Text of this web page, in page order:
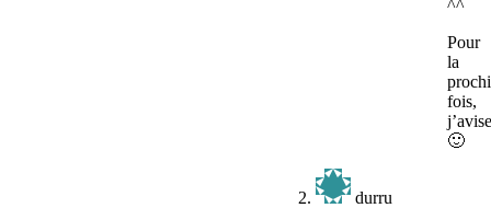
^^
Pour
la
fois,
🙂
durru